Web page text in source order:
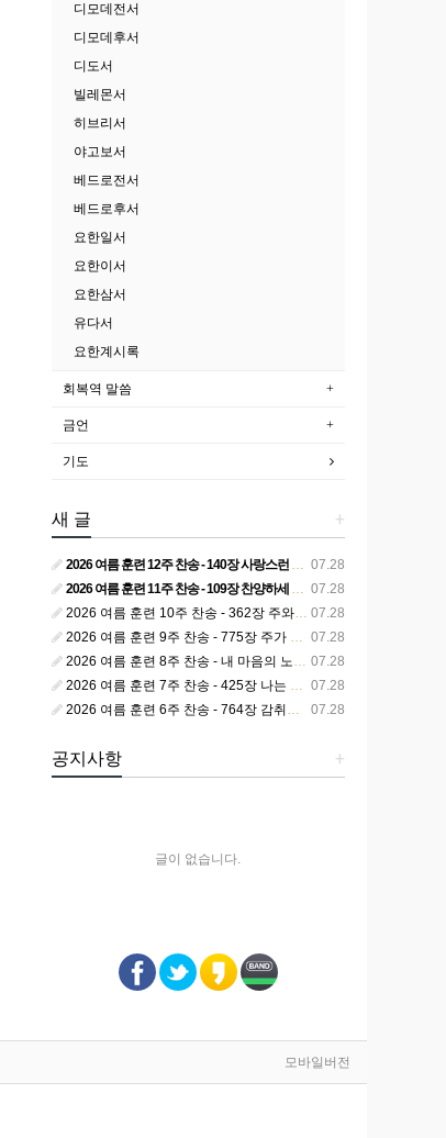
디모데전서
디모데후서
디도서
빌레몬서
히브리서
야고보서
베드로전서
베드로후서
요한일서
요한이서
요한삼서
유다서
요한계시록
회복역 말씀
금언
기도
+
새 글
07.28
2026 여름 훈련 12주 찬송 - 140장 사랑스런 나의 신랑
07.28
2026 여름 훈련 11주 찬송 - 109장 찬양하세 주의 승리
07.28
2026 여름 훈련 10주 찬송 - 362장 주와 함께 못 박혀서
07.28
2026 여름 훈련 9주 찬송 - 775장 주가 구속하신 백성
07.28
2026 여름 훈련 8주 찬송 - 내 마음의 노래 393장 참 영광스런 우리 왕
07.28
2026 여름 훈련 7주 찬송 - 425장 나는 피조된 그릇
07.28
2026 여름 훈련 6주 찬송 - 764장 감취었던 비밀 나타났으니
+
공지사항
글이 없습니다.
모바일버전